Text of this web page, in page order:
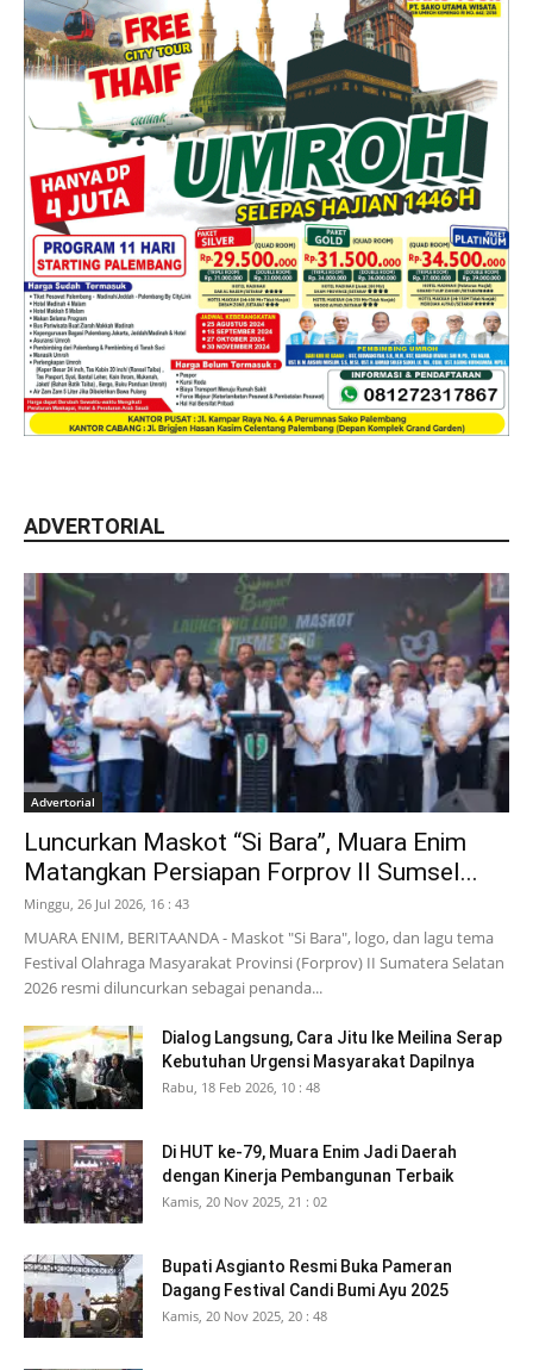
ADVERTORIAL
Advertorial
Luncurkan Maskot “Si Bara”, Muara Enim
Matangkan Persiapan Forprov II Sumsel...
Minggu, 26 Jul 2026, 16 : 43
MUARA ENIM, BERITAANDA - Maskot "Si Bara", logo, dan lagu tema
Festival Olahraga Masyarakat Provinsi (Forprov) II Sumatera Selatan
2026 resmi diluncurkan sebagai penanda...
Dialog Langsung, Cara Jitu Ike Meilina Serap
Kebutuhan Urgensi Masyarakat Dapilnya
Rabu, 18 Feb 2026, 10 : 48
Di HUT ke-79, Muara Enim Jadi Daerah
dengan Kinerja Pembangunan Terbaik
Kamis, 20 Nov 2025, 21 : 02
Bupati Asgianto Resmi Buka Pameran
Dagang Festival Candi Bumi Ayu 2025
Kamis, 20 Nov 2025, 20 : 48